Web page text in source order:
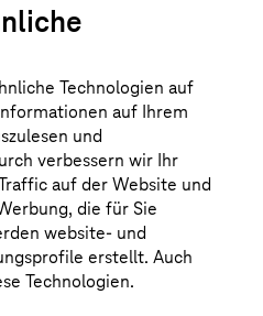
entscheidet sich jetzt
Models braucht, um
bleiben, industrielle
KI aktiv mitgestalten zu
Technologien auf
auf Ihrem
und
verbessern wir Ihr
auf der Website und
die für Sie
website- und
erstellt. Auch
Technologien.